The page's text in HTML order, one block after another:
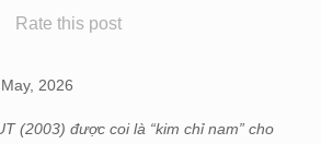
Rate this post
2026
(2003) được coi là “kim chỉ nam” cho